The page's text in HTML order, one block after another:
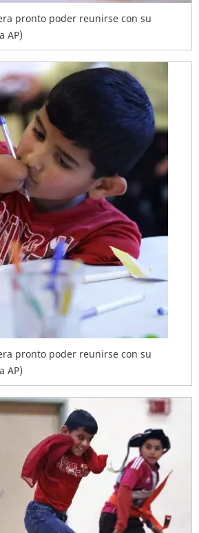
pronto poder reunirse con su
AP)
pronto poder reunirse con su
AP)